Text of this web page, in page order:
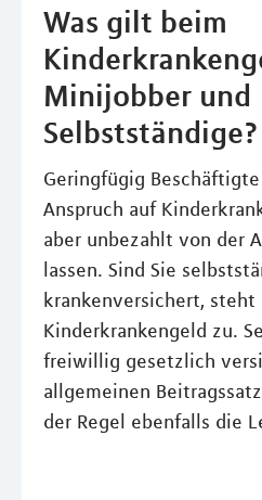
Was gilt beim
Minijobber und
Selbstständige?
Geringfügig
Anspruch auf
aber unbezahlt von der
lassen. Sind Sie
krankenversichert,
Kinderkrankengeld zu.
freiwillig gesetzlich
allgemeinen
der Regel ebenfalls die